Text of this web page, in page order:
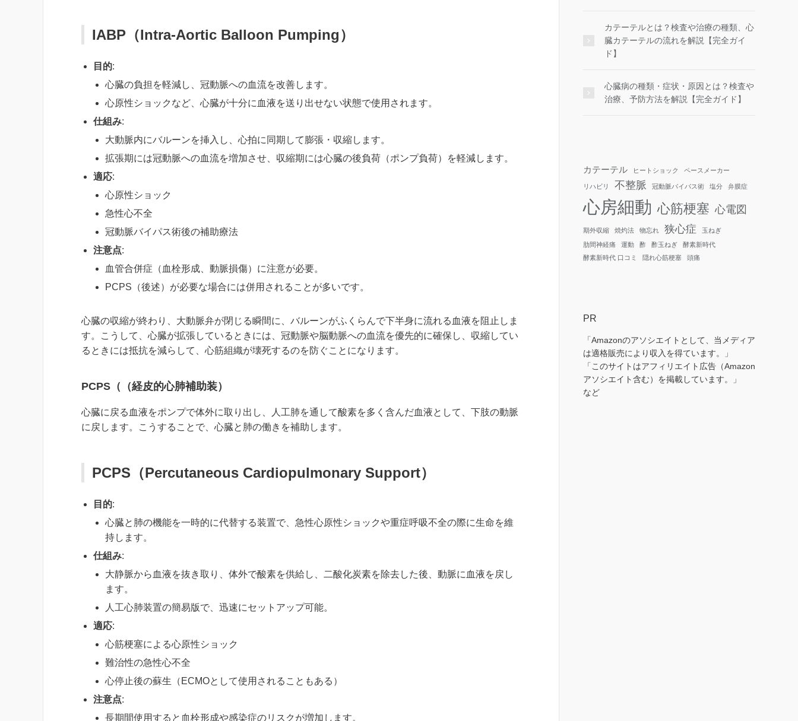
IABP（Intra-Aortic Balloon Pumping）
目的:
心臓の負担を軽減し、冠動脈への血流を改善します。
心原性ショックなど、心臓が十分に血液を送り出せない状態で使用されます。
仕組み:
大動脈内にバルーンを挿入し、心拍に同期して膨張・収縮します。
拡張期には冠動脈への血流を増加させ、収縮期には心臓の後負荷（ポンプ負荷）を軽減します。
適応:
心原性ショック
急性心不全
冠動脈バイパス術後の補助療法
注意点:
血管合併症（血栓形成、動脈損傷）に注意が必要。
PCPS（後述）が必要な場合には併用されることが多いです。
心臓の収縮が終わり、大動脈弁が閉じる瞬間に、バルーンがふくらんで下半身に流れる血液を阻止しま
す。こうして、心臓が拡張しているときには、冠動脈や脳動脈への血流を優先的に確保し、収縮してい
るときには抵抗を減らして、心筋組織が壊死するのを防ぐことになります。
PCPS（（経皮的心肺補助装）
心臓に戻る血液をポンプで体外に取り出し、人工肺を通して酸素を多く含んだ血液として、下肢の動脈
に戻します。こうすることで、心臓と肺の働きを補助します。
PCPS（Percutaneous Cardiopulmonary Support）
目的:
心臓と肺の機能を一時的に代替する装置で、急性心原性ショックや重症呼吸不全の際に生命を維
持します。
仕組み:
大静脈から血液を抜き取り、体外で酸素を供給し、二酸化炭素を除去した後、動脈に血液を戻し
ます。
人工心肺装置の簡易版で、迅速にセットアップ可能。
適応:
心筋梗塞による心原性ショック
難治性の急性心不全
心停止後の蘇生（ECMOとして使用されることもある）
注意点:
長期間使用すると血栓形成や感染症のリスクが増加します。
カテーテルとは？検査や治療の種類、心
臓カテーテルの流れを解説【完全ガイ
ド】
心臓病の種類・症状・原因とは？検査や
治療、予防方法を解説【完全ガイド】
カテーテル ヒートショック ペースメーカー
リハビリ 不整脈 冠動脈バイパス術 塩分 弁膜症
心房細動 心筋梗塞 心電図
期外収縮 焼灼法 物忘れ 狭心症
玉ねぎ
肋間神経痛
運動 酢 酢玉ねぎ
酵素新時代
酵素新時代 口コミ
隠れ心筋梗塞 頭痛
PR
「Amazonのアソシエイトとして、当メディア
は適格販売により収入を得ています。」
「このサイトはアフィリエイト広告（Amazon
アソシエイト含む）を掲載しています。」
など